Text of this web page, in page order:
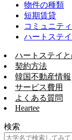
物件の種類
短期賃貸
コミュニティ
ハートステ
ハートステイと
契約方法
韓国不動産情報
サービス費用
よくある質問
Heartee
検索